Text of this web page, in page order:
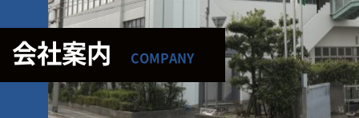
会社案内 COMPANY